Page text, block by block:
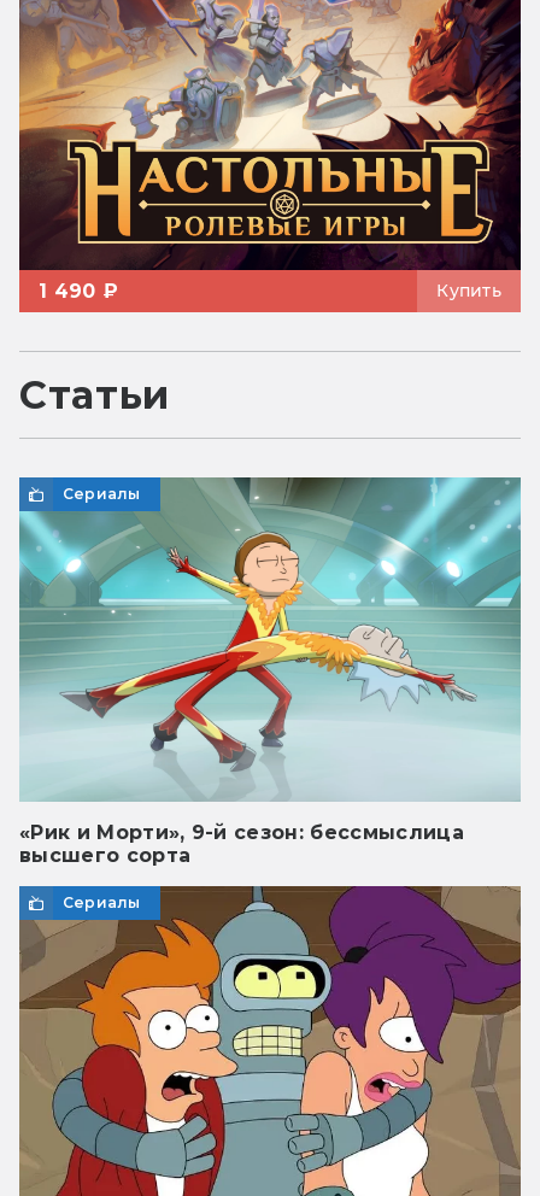
1 490 ₽ Купить
Статьи
Сериалы
«Рик и Морти», 9-й сезон: бессмыслица
высшего сорта
Сериалы